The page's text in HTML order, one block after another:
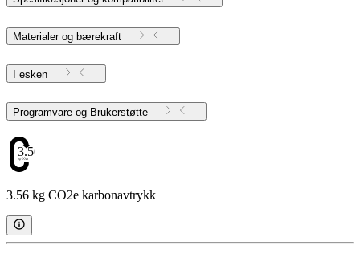
Materialer og bærekraft
I esken
Programvare og Brukerstøtte
3.56
3.56 kg CO2e karbonavtrykk